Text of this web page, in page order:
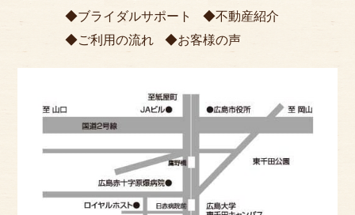
ブライダルサポート
不動産紹介
ご利用の流れ
お客様の声